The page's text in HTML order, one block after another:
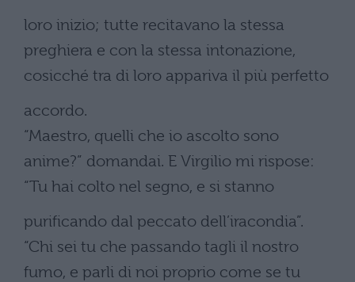
loro inizio; tutte recitavano la stessa
preghiera e con la stessa intonazione,
cosicché tra di loro appariva il più perfetto
accordo.
“Maestro, quelli che io ascolto sono
anime?” domandai. E Virgilio mi rispose:
“Tu hai colto nel segno, e si stanno
purificando dal peccato dell’iracondia”.
“Chi sei tu che passando tagli il nostro
fumo, e parli di noi proprio come se tu